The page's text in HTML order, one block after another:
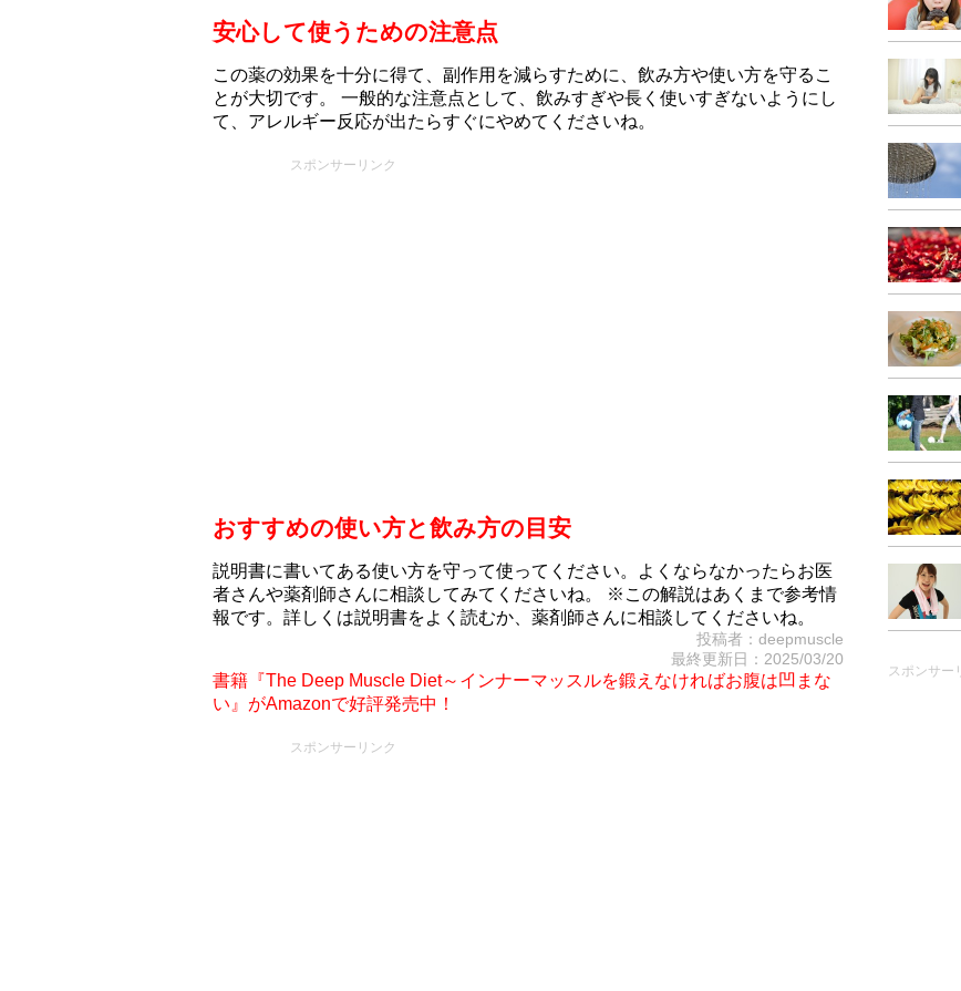
安心して使うための注意点
この薬の効果を十分に得て、副作用を減らすために、飲み方や使い方を守るこ
とが大切です。 一般的な注意点として、飲みすぎや長く使いすぎないようにし
て、アレルギー反応が出たらすぐにやめてくださいね。
スポンサーリンク
おすすめの使い方と飲み方の目安
説明書に書いてある使い方を守って使ってください。よくならなかったらお医
者さんや薬剤師さんに相談してみてくださいね。 ※この解説はあくまで参考情
報です。詳しくは説明書をよく読むか、薬剤師さんに相談してくださいね。
投稿者：deepmuscle
最終更新日：2025/03/20
書籍『The Deep Muscle Diet～インナーマッスルを鍛えなければお腹は凹まな
い』がAmazonで好評発売中！
スポンサーリンク
スポンサー